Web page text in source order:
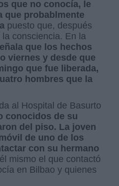
que no conocía, le
que probablmente
puesto que, después
consciencia. En la
que los hechos
viernes y desde que
que fue liberada,
hombres que la
al Hospital de Basurto
conocidos de su
del piso. La joven
de uno de los
con su hermano
mismo el que contactó
en Bilbao y quienes